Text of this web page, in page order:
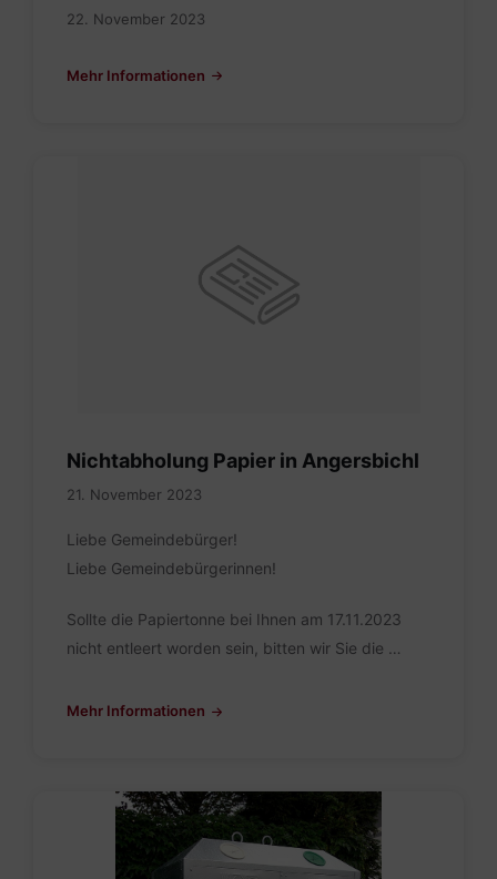
22. November 2023
Mehr Informationen
Nichtabholung Papier in Angersbichl
21. November 2023
Liebe Gemeindebürger!
Liebe Gemeindebürgerinnen!
Sollte die Papiertonne bei Ihnen am 17.11.2023
nicht entleert worden sein, bitten wir Sie die …
Mehr Informationen